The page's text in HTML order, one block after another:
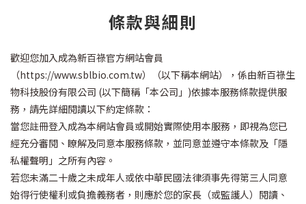
條款與細則
歡迎您加入成為新百祿官方網站會員
（https://www.sblbio.com.tw）（以下稱本網站），係由新百祿生
物科技股份有限公司 (以下簡稱「本公司」 )依據本服務條款提供服
務，請先詳細閱讀以下約定條款：
當您註冊登入成為本網站會員或開始實際使用本服務，即視為您已
經充分審閱、瞭解及同意本服務條款，並同意並遵守本條款及「隱
私權聲明」之所有內容。
若您未滿二十歲之未成年人或依中華民國法律須事先得第三人同意
始得行使權利或負擔義務者，則應於您的家長（或監護人）閱讀、